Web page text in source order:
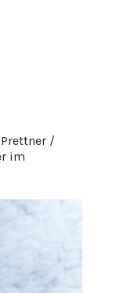
Prettner /
im